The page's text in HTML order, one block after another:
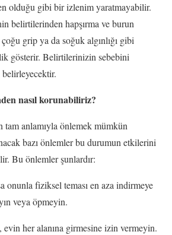
olduğu gibi bir izlenim yaratmayabilir.
belirtilerinden hapşırma ve burun
grip ya da soğuk algınlığı gibi
gösterir. Belirtilerinizin sebebini
nasıl korunabiliriz?
anlamıyla önlemek mümkün
bazı önlemler bu durumun etkilerini
Bu önlemler şunlardır:
onunla fiziksel teması en aza indirmeye
veya öpmeyin.
evin her alanına girmesine izin vermeyin.